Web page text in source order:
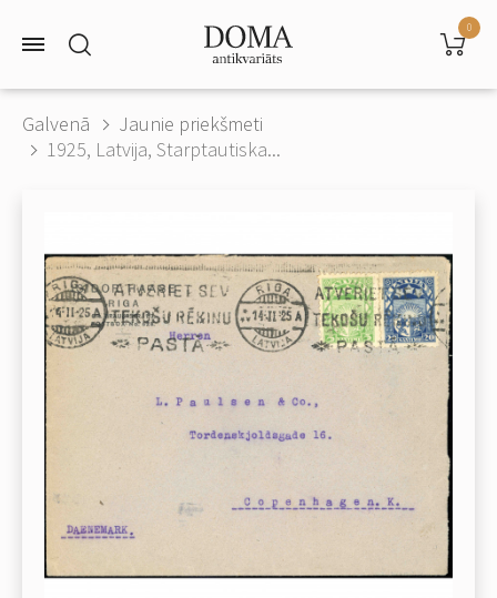
0
Galvenā
Jaunie priekšmeti
1925, Latvija, Starptautiska...